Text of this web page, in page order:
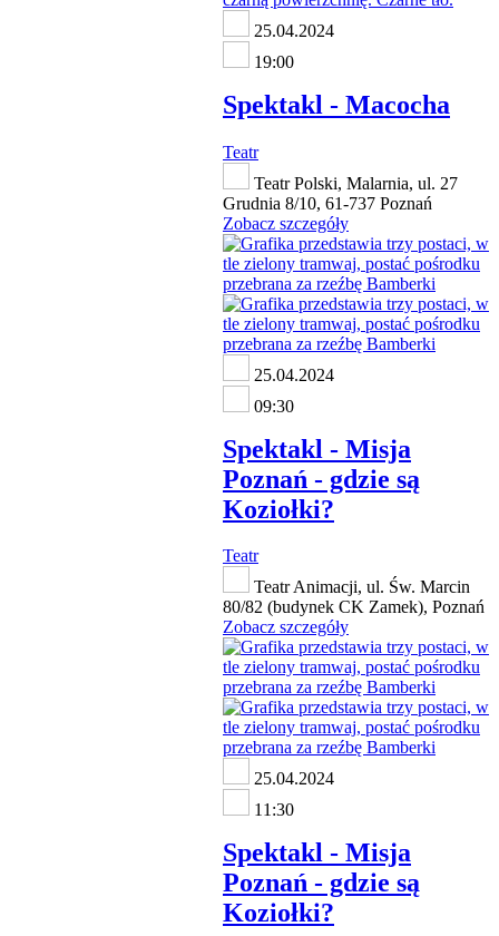
25.04.2024
19:00
Spektakl - Macocha
Teatr
Teatr Polski, Malarnia, ul. 27
Grudnia 8/10, 61-737 Poznań
Zobacz szczegóły
25.04.2024
09:30
Spektakl - Misja
Poznań - gdzie są
Koziołki?
Teatr
Teatr Animacji, ul. Św. Marcin
80/82 (budynek CK Zamek), Poznań
Zobacz szczegóły
25.04.2024
11:30
Spektakl - Misja
Poznań - gdzie są
Koziołki?